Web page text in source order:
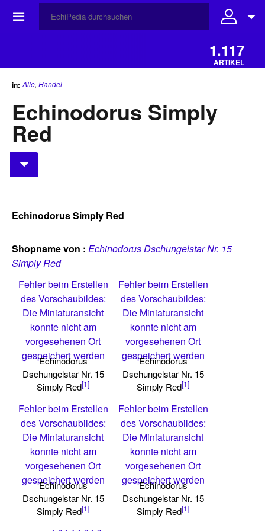
☰
1.117
ARTIKEL
in: Alle, Handel
Echinodorus Simply
Red
Echinodorus Simply Red
Shopname von : Echinodorus Dschungelstar Nr. 15
Simply Red
Fehler beim Erstellen
des Vorschaubildes:
Die Miniaturansicht
konnte nicht am
vorgesehenen Ort
gespeichert werden
Echinodorus
Dschungelstar Nr. 15
Simply Red[1]
Fehler beim Erstellen
des Vorschaubildes:
Die Miniaturansicht
konnte nicht am
vorgesehenen Ort
gespeichert werden
Echinodorus
Dschungelstar Nr. 15
Simply Red[1]
Fehler beim Erstellen
des Vorschaubildes:
Die Miniaturansicht
konnte nicht am
vorgesehenen Ort
gespeichert werden
Echinodorus
Dschungelstar Nr. 15
Simply Red[1]
Fehler beim Erstellen
des Vorschaubildes:
Die Miniaturansicht
konnte nicht am
vorgesehenen Ort
gespeichert werden
Echinodorus
Dschungelstar Nr. 15
Simply Red[1]